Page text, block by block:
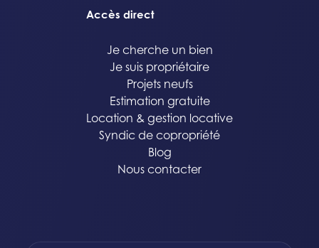
Accès direct
Je cherche un bien
Je suis propriétaire
Projets neufs
Estimation gratuite
Location & gestion locative
Syndic de copropriété
Blog
Nous contacter